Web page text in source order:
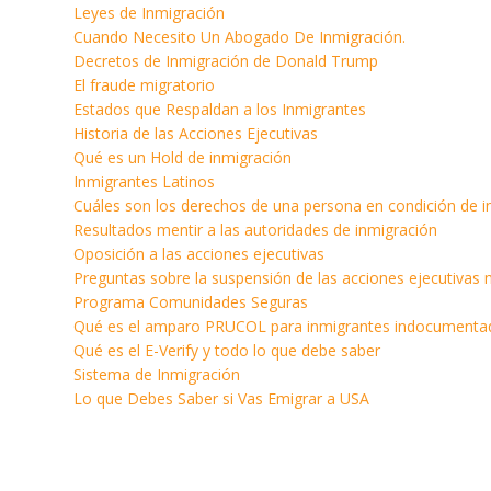
Leyes de Inmigración
Cuando Necesito Un Abogado De Inmigración.
Decretos de Inmigración de Donald Trump
El fraude migratorio
Estados que Respaldan a los Inmigrantes
Historia de las Acciones Ejecutivas
Qué es un Hold de inmigración
Inmigrantes Latinos
Cuáles son los derechos de una persona en condición de
Resultados mentir a las autoridades de inmigración
Oposición a las acciones ejecutivas
Preguntas sobre la suspensión de las acciones ejecutivas
Programa Comunidades Seguras
Qué es el amparo PRUCOL para inmigrantes
Qué es el E-Verify y todo lo que debe saber
Sistema de Inmigración
Lo que Debes Saber si Vas Emigrar a USA